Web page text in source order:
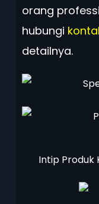
orang
hubungi
detailnya.
Intip Produk